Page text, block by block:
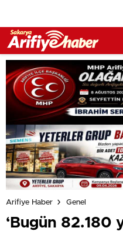
Arifiye Haber Genel
‘Bugün 82.180